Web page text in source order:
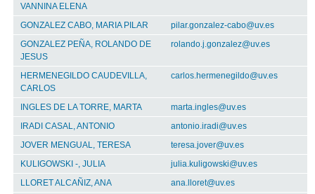
VANNINA ELENA
GONZALEZ CABO, MARIA PILAR
pilar.gonzalez-cabo@uv.es
GONZALEZ PEÑA, ROLANDO DE
JESUS
rolando.j.gonzalez@uv.es
HERMENEGILDO CAUDEVILLA,
CARLOS
carlos.hermenegildo@uv.es
INGLES DE LA TORRE, MARTA
marta.ingles@uv.es
IRADI CASAL, ANTONIO
antonio.iradi@uv.es
JOVER MENGUAL, TERESA
teresa.jover@uv.es
KULIGOWSKI -, JULIA
julia.kuligowski@uv.es
LLORET ALCAÑIZ, ANA
ana.lloret@uv.es